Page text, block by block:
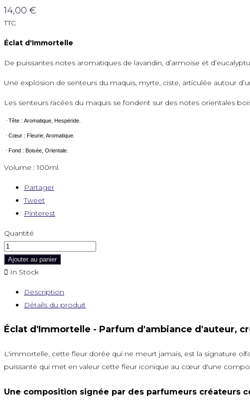
14,00 €
TTC
Éclat d'Immortelle
De puissantes notes aromatiques de lavandin, d’armoise et
Une explosion de senteurs du maquis, myrte, ciste, articulée autour
Les senteurs racées du maquis se fondent sur des notes orientales
Tête : Aromatique, Hespéride.
Cœur : Fleurie, Aromatique.
Fond : Boisée, Orientale.
Volume : 100ml.
Partager
Tweet
Pinterest
Quantité
Ajouter au panier
 In Stock
Description
Détails du produit
Éclat d'Immortelle - Parfum d'ambiance d'auteur,
L'immortelle, cette fleur dorée qui ne meurt jamais, est la signature
puissante qui met en valeur cette fleur iconique au cœur d'une
Une composition signée par des parfumeurs créateurs